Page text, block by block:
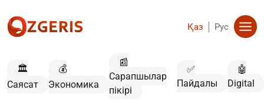
Қаз Рус
🏛️
Саясат
💰
Экономика
📰
Сарапшылар
пікірі
✅
Пайдалы
🤖
Digital